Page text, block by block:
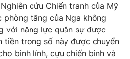
và báo điện tử số 483/GP-BTTTT
Thị Mỹ Hạnh, Phạm Quốc Thắng,
cứu Chiến tranh của Mỹ
phòng tăng của Nga không
với năng lực quân sự được
tiền trong số này được chuyển
binh lính, cựu chiến binh và